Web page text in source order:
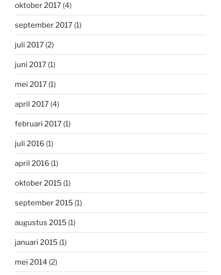
oktober 2017 (4)
september 2017 (1)
juli 2017 (2)
juni 2017 (1)
mei 2017 (1)
april 2017 (4)
februari 2017 (1)
juli 2016 (1)
april 2016 (1)
oktober 2015 (1)
september 2015 (1)
augustus 2015 (1)
januari 2015 (1)
mei 2014 (2)